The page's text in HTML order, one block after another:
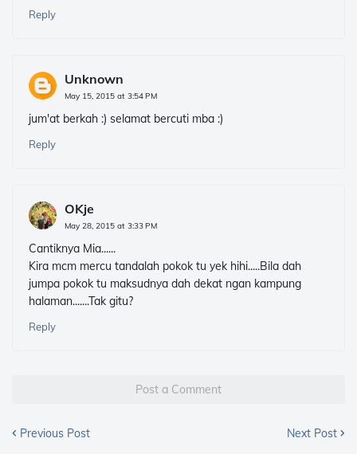
Reply
Unknown
May 15, 2015 at 3:54 PM
jum'at berkah :) selamat bercuti mba :)
Reply
OKje
May 28, 2015 at 3:33 PM
Cantiknya Mia......
Kira mcm mercu tandalah pokok tu yek hihi.....Bila dah
jumpa pokok tu maksudnya dah dekat ngan kampung
halaman.......Tak gitu?
Reply
Post a Comment
Previous Post Next Post